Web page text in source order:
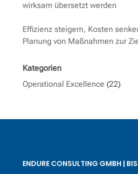
wirksam übersetzt werden
Effizienz steigern, Kosten
Planung von Maßnahmen zur
Kategorien
Operational Excellence (22)
ENDURE CONSULTING GMBH |